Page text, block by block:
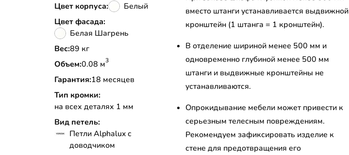
Цвет корпуса:
Белый
Цвет фасада:
Белая Шагрень
Вес:
89 кг
Объем:
0.08 м3
Гарантия:18 месяцев
Тип кромки:
на всех деталях 1 мм
Вид петель:
Петли Alphalux с
доводчиком
вместо штанги устанавливается выдвижной
кронштейн (1 штанга = 1 кронштейн).
В отделение шириной менее 500 мм и
одновременно глубиной менее 500 мм
штанги и выдвижные кронштейны не
устанавливаются.
Опрокидывание мебели может привести к
серьезным телесным повреждениям.
Рекомендуем зафиксировать изделие к
стене для предотвращения его